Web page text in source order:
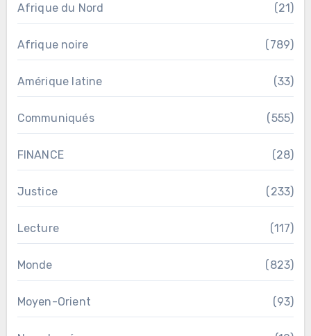
Afrique du Nord (21)
Afrique noire (789)
Amérique latine (33)
Communiqués (555)
FINANCE (28)
Justice (233)
Lecture (117)
Monde (823)
Moyen-Orient (93)